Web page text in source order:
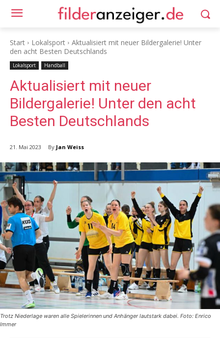
Start Lokalsport
Aktualisiert mit neuer Bildergalerie! Unter
den acht Besten Deutschlands
Lokalsport Handball
Aktualisiert mit neuer
Bildergalerie! Unter den acht
Besten Deutschlands
21. Mai 2023 By Jan Weiss
Trotz Niederlage waren alle Spielerinnen und Anhänger lautstark dabei. Foto: Enrico
Immer